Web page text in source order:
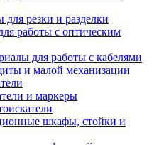
резки и разделки
работы с оптическим
для работы с кабелями
и малой механизации
и маркеры